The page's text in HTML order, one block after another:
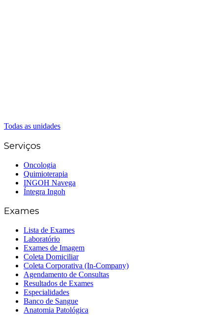
Todas as unidades
Serviços
Oncologia
Quimioterapia
INGOH Navega
Íntegra Ingoh
Exames
Lista de Exames
Laboratório
Exames de Imagem
Coleta Domiciliar
Coleta Corporativa (In-Company)
Agendamento de Consultas
Resultados de Exames
Especialidades
Banco de Sangue
Anatomia Patológica